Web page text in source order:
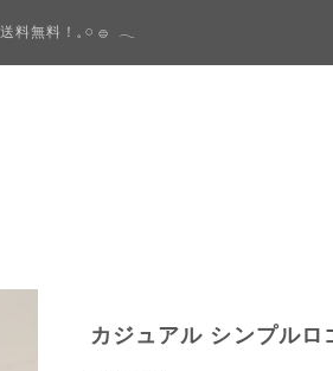
料無料！𓈒 𓏸 𓐍 𓂃
カジュアル シンプル